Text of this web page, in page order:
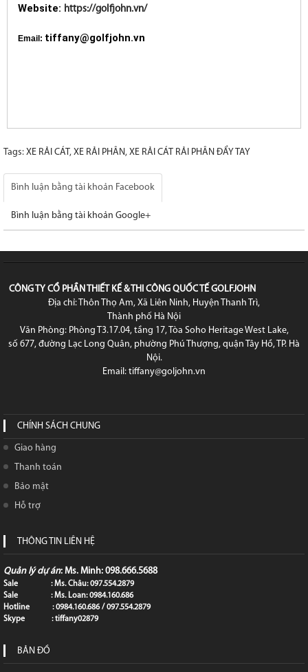
Website: https://golfjohn.vn/
Email: tiffany@golfjohn.vn
Tags: XE RẢI CÁT , XE RẢI PHÂN , XE RẢI CÁT RẢI PHÂN ĐẨY TAY
Bình luận bằng tài khoản Facebook
Bình luận bằng tài khoản Google+
CÔNG TY CỔ PHẦN THIẾT KẾ & THI CÔNG QUỐC TẾ GOLFJOHN
Địa chỉ: Thôn Thọ Am, Xã Liên Ninh, Huyện Thanh Trì,
Thành phố Hà Nội
Văn Phòng: Phòng T3.17.04, tầng 17, Tòa Soho Heritage West Lake,
số 677, đường Lạc Long Quân, phường Phú Thượng, quận Tây Hồ, TP. Hà
Nội.
Email: tiffany@goljohn.vn
CHÍNH SÁCH CHUNG
Giao hàng
Thanh toán
Bảo mật
Hỗ trợ
THÔNG TIN LIÊN HỆ
Quản lý dự án: Ms. Minh: 098.666.5688
Sale : Ms. Châu: 097.554.2879
Sale : Ms. Loan: 0984.160.686
Hotline : 0984.160.686 / 097.554.2879
Skype : tiffany02879
BẢN ĐỒ